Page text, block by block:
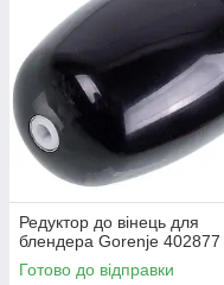
Редуктор до вінець для
блендера Gorenje 402877
Готово до відправки